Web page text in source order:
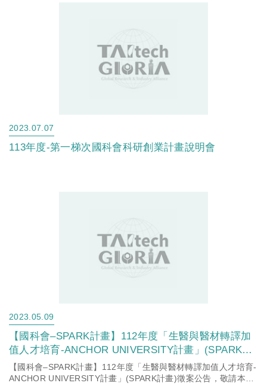
2023.07.07
113年度-第一梯次國科會科研創業計畫說明會
2023.05.09
【國科會–SPARK計畫】112年度「生醫與醫材轉譯加
值人才培育-ANCHOR UNIVERSITY計畫」(SPARK計
畫)徵案公告，敬請本校有意願申請師長詳閱計畫公告
資訊。
【國科會–SPARK計畫】112年度「生醫與醫材轉譯加值人才培育-
ANCHOR UNIVERSITY計畫」(SPARK計畫)徵案公告，敬請本校